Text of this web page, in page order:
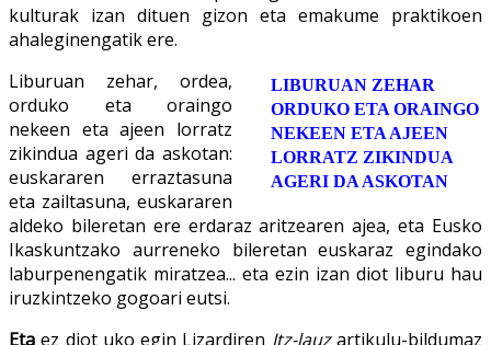
kulturak izan dituen gizon eta emakume praktikoen
ahaleginengatik ere.
LIBURUAN ZEHAR
ORDUKO ETA ORAINGO
NEKEEN ETA AJEEN
LORRATZ ZIKINDUA
AGERI DA ASKOTAN
Liburuan zehar, ordea,
orduko eta oraingo
nekeen eta ajeen lorratz
zikindua ageri da askotan:
euskararen erraztasuna
eta zailtasuna, euskararen
aldeko bileretan ere erdaraz aritzearen ajea, eta Eusko
Ikaskuntzako aurreneko bileretan euskaraz egindako
laburpenengatik miratzea... eta ezin izan diot liburu hau
iruzkintzeko gogoari eutsi.
Eta ez diot uko egin Lizardiren Itz-lauzartikulu-bildumaz